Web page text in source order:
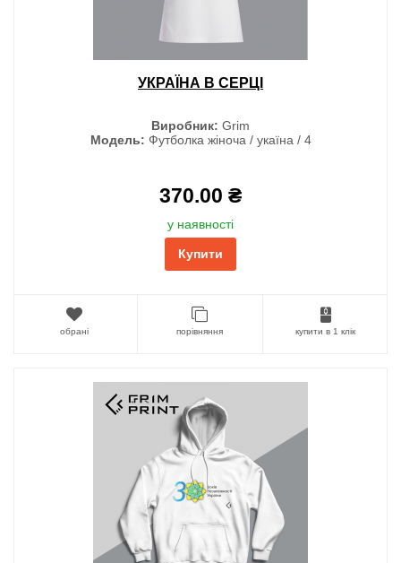
УКРАЇНА В СЕРЦІ
Виробник: Grim
Модель: Футболка жіноча / укаїна / 4
370.00 ₴
у наявності
Купити
обрані порівняння купити в 1 клік